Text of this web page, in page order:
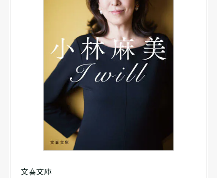
文春文庫